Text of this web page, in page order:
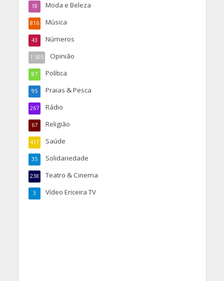
Moda e Beleza
18
Música
816
Números
43
Opinião
1.505
Política
87
Praias & Pesca
95
Rádio
267
Religião
67
Saúde
417
Solidariedade
35
Teatro & Cinema
238
Vídeo Ericeira TV
3